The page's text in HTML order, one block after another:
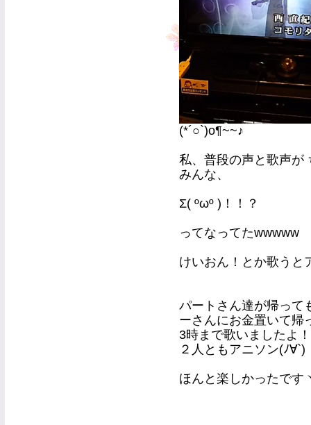
(*´○`)o¶~~♪
私、普段の声と歌声が
みんな、
Σ( ºωº )！！？
ってなってたwwwww
けいおん！とか歌うと
パートさん達が帰って
ーさんにお金置いて帰
3時まで歌いましたよ！
２人ともアニソン(ﾉ∀`)
ほんと楽しかったです